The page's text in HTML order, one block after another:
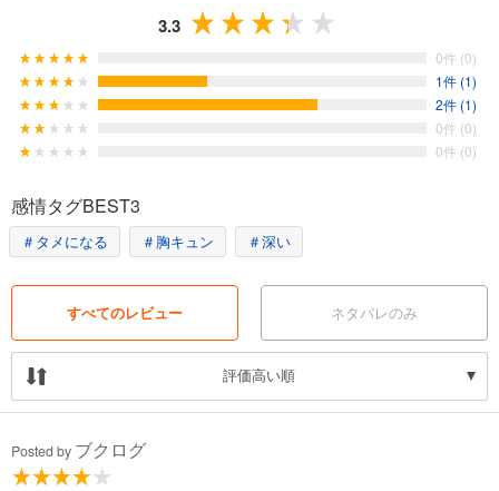
3.3
0件 (0)
1件 (1)
2件 (1)
0件 (0)
0件 (0)
感情タグBEST3
＃タメになる ＃胸キュン ＃深い
すべてのレビュー ネタバレのみ
評価高い順
Posted by ブクログ